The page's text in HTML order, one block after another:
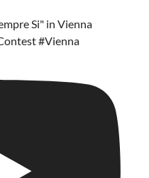
Si" in Vienna
#Vienna